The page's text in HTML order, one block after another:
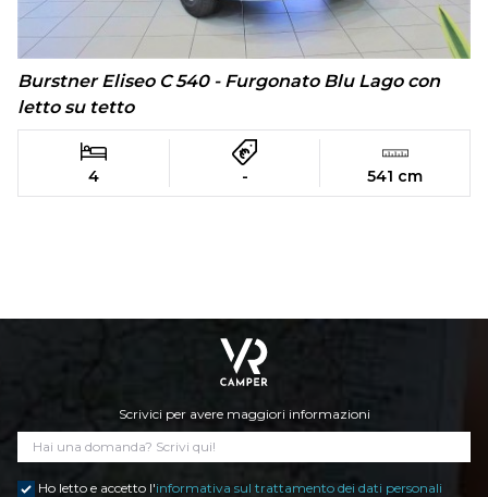
Burstner Eliseo C 540 - Furgonato Blu Lago con
letto su tetto
4 - 541 cm
Scrivici per avere maggiori informazioni
Ho letto e accetto l'informativa sul trattamento dei dati personali